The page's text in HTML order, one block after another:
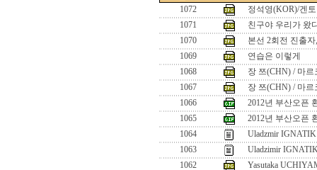
1072
정석영(KOR)/겐
1071
친구야 우리가 왔
1070
본선 2회전 진출
1069
연습은 이렇게
1068
장 쯔(CHN) / 마
1067
장 쯔(CHN) / 마
1066
2012년 부산오픈
1065
2012년 부산오픈
1064
Uladzmir
1063
Uladzimir
1062
Yasutaka